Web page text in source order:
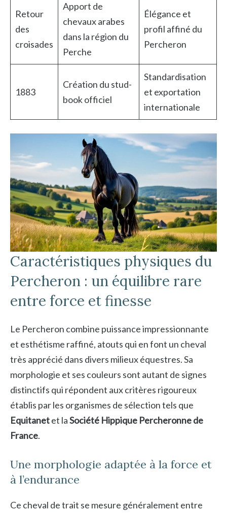
Retour
des
croisades
Apport de
chevaux arabes
dans la région du
Perche
Élégance et
profil affiné du
Percheron
1883
Création du stud-
book officiel
Standardisation
et exportation
internationale
Caractéristiques physiques du
Percheron : un équilibre rare
entre force et finesse
Le Percheron combine puissance impressionnante
et esthétisme raffiné, atouts qui en font un cheval
très apprécié dans divers milieux équestres. Sa
morphologie et ses couleurs sont autant de signes
distinctifs qui répondent aux critères rigoureux
établis par les organismes de sélection tels que
Equitanetet laSociété Hippique Percheronne de
France.
Une morphologie adaptée à la force et
à l’endurance
Ce cheval de trait se mesure généralement entre